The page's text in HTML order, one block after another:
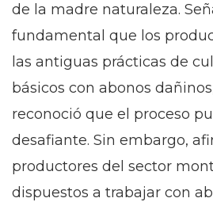
de la madre naturaleza.
fundamental que los
las antiguas prácticas de
básicos con abonos
reconoció que el proceso
desafiante. Sin embargo,
productores del sector
dispuestos a trabajar con